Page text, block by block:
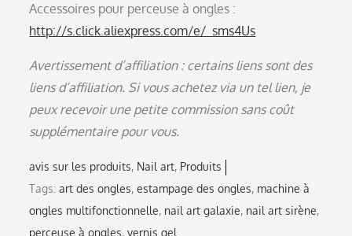
Accessoires pour perceuse à ongles :
http://s.click.aliexpress.com/e/_sms4Us
Avertissement d’affiliation : certains liens sont des
liens d’affiliation. Si vous achetez via un tel lien, je
peux recevoir une petite commission sans coût
supplémentaire pour vous.
avis sur les produits Nail art Produits
Tags:art des ongles,estampage des ongles, machine à
ongles multifonctionnelle, nail art galaxie, nail art sirène,
perceuse à ongles,vernis gel